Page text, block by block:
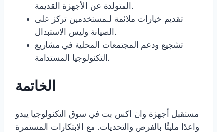
المتولدة عن الأجهزة القديمة.
تقديم خيارات ملائمة للمستخدمين تركز على
الصيانة وليس الاستبدال.
تشجيع ودعم المجتمعات المحلية في مشاريع
التكنولوجيا المستدامة.
الخاتمة
مستقبل أجهزة وان اكس بت في سوق التكنولوجيا يبدو
واعدًا مليئًا بالفرص والتحديات. مع الابتكارات المستمرة